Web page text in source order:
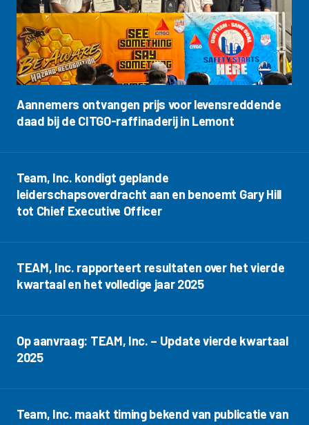
Aannemers ontvangen prijs voor levensreddende
daad bij de CITGO-raffinaderij in Lemont
Team, Inc. kondigt geplande
leiderschapsoverdracht aan en benoemt Gary Hill
tot Chief Executive Officer
TEAM, Inc. rapporteert resultaten over het vierde
kwartaal en het volledige jaar 2025
Op aanvraag: TEAM, Inc. – Update vierde kwartaal
2025
Team, Inc. maakt timing bekend van publicatie van